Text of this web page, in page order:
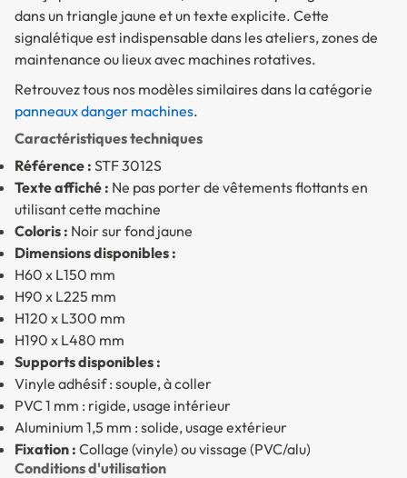
dans un triangle jaune et un texte explicite. Cette
signalétique est indispensable dans les ateliers, zones de
maintenance ou lieux avec machines rotatives.
Retrouvez tous nos modèles similaires dans la catégorie
panneaux danger machines.
Caractéristiques techniques
Référence : STF 3012S
Texte affiché : Ne pas porter de vêtements flottants en
utilisant cette machine
Coloris : Noir sur fond jaune
Dimensions disponibles :
H60 x L150 mm
H90 x L225 mm
H120 x L300 mm
H190 x L480 mm
Supports disponibles :
Vinyle adhésif : souple, à coller
PVC 1 mm : rigide, usage intérieur
Aluminium 1,5 mm : solide, usage extérieur
Fixation : Collage (vinyle) ou vissage (PVC/alu)
Conditions d'utilisation